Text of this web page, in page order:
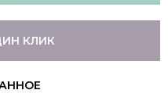
КЛИК